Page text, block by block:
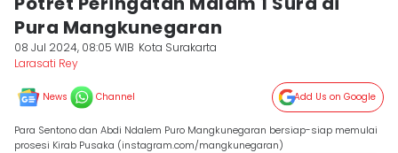
Pura Mangkunegaran
08 Jul 2024, 08:05 WIB Kota Surakarta
Larasati Rey
News Channel Add Us on Google
Para Sentono dan Abdi Ndalem Puro Mangkunegaran bersiap-siap memulai
prosesi Kirab Pusaka (instagram.com/mangkunegaran)